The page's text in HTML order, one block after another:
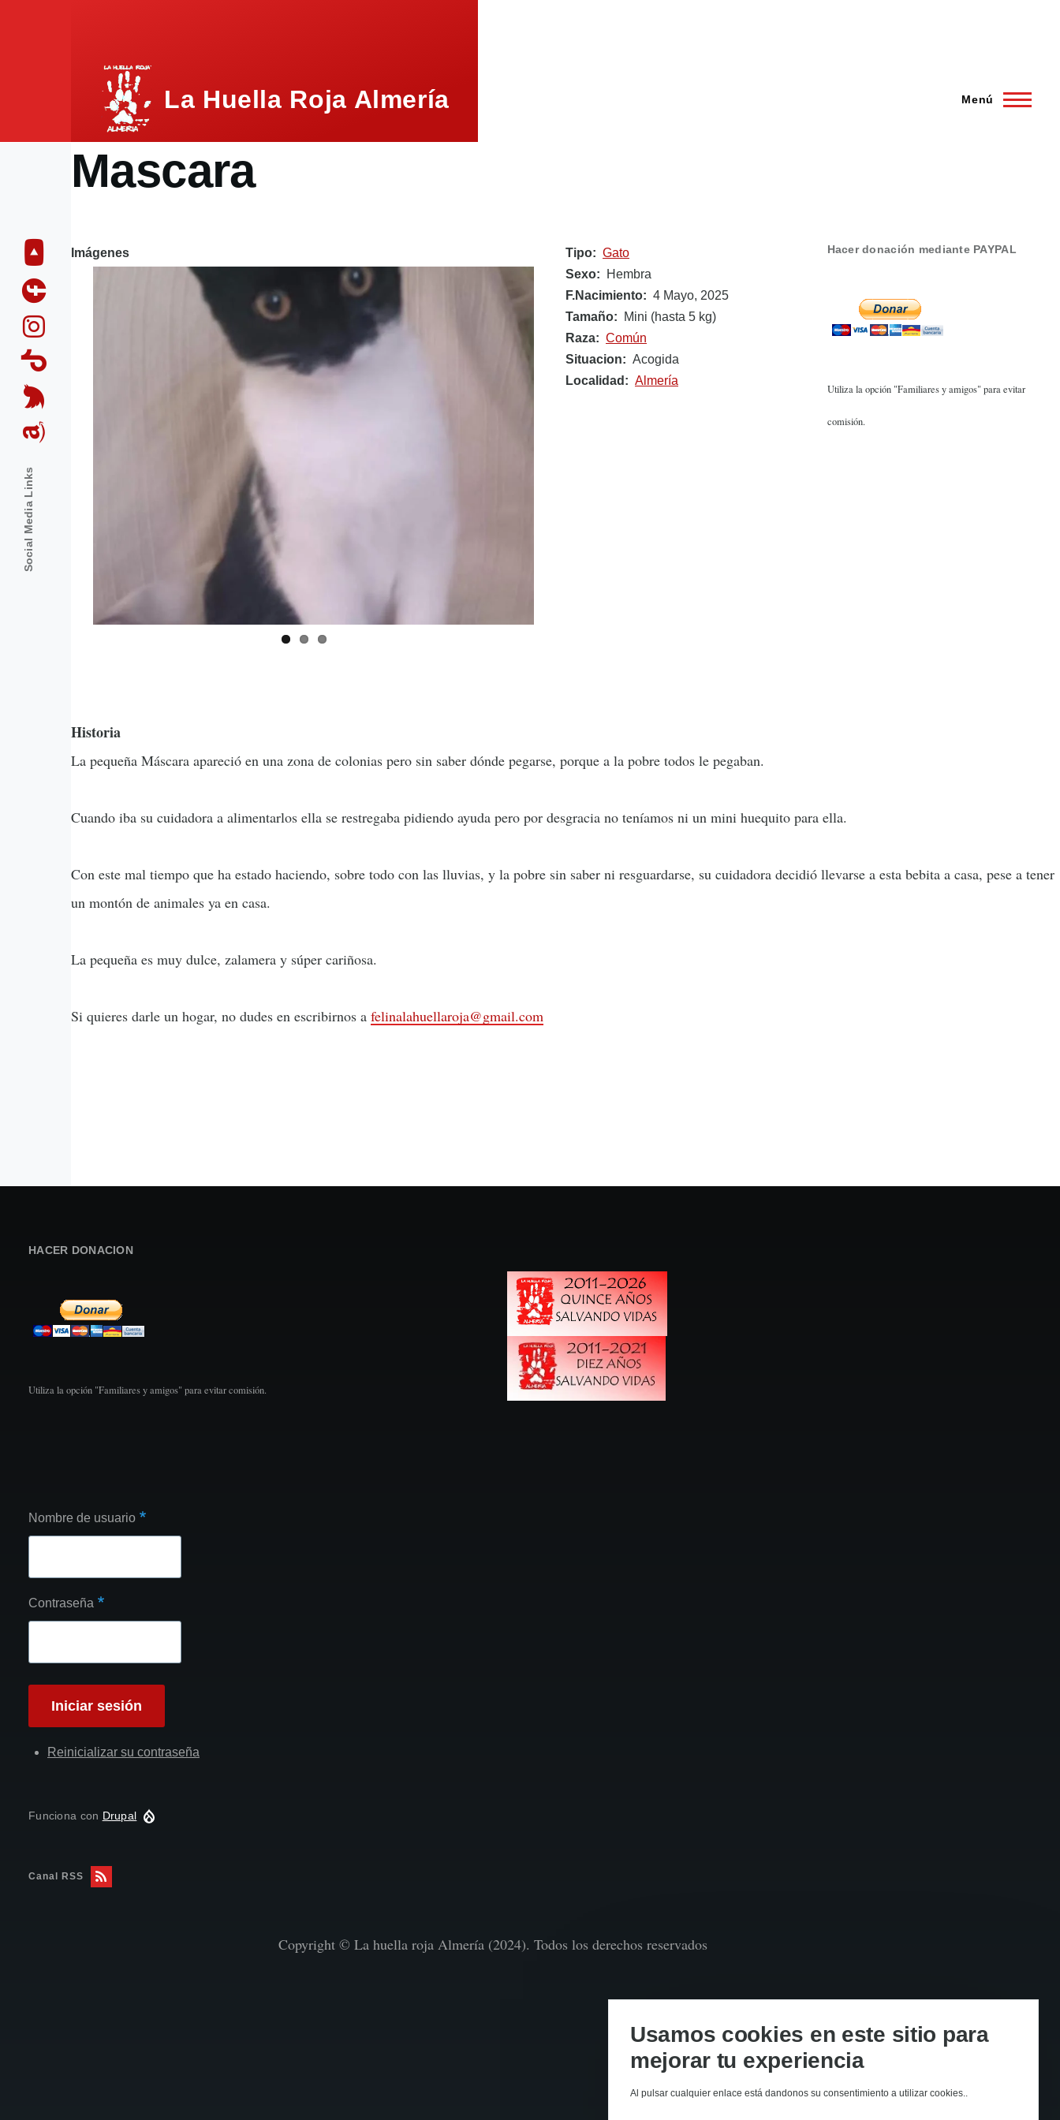
La Huella Roja Almería Menú
Mascara
Imágenes Tipo
Gato
Sexo
Hembra
F.Nacimiento
4 Mayo, 2025
Tamaño
Mini (hasta 5 kg)
Raza
Común
Situacion
Acogida
Localidad
Almería
Hacer donación mediante PAYPAL
Utiliza la opción "Familiares y amigos" para evitar
comisión.
Historia
La pequeña Máscara apareció en una zona de colonias pero sin saber dónde pegarse, porque a la pobre todos le pegaban.
Cuando iba su cuidadora a alimentarlos ella se restregaba pidiendo ayuda pero por desgracia no teníamos ni un mini huequito para ella.
Con este mal tiempo que ha estado haciendo, sobre todo con las lluvias, y la pobre sin saber ni resguardarse, su cuidadora decidió llevarse a esta bebita a casa, pese a tener
un montón de animales ya en casa.
La pequeña es muy dulce, zalamera y súper cariñosa.
Si quieres darle un hogar, no dudes en escribirnos a felinalahuellaroja@gmail.com
Social Media Links
HACER DONACION
Utiliza la opción "Familiares y amigos" para evitar comisión.
Nombre de usuario
Contraseña
Reinicializar su contraseña
Funciona con Drupal
Canal RSS
Copyright © La huella roja Almería (2024). Todos los derechos reservados
Usamos cookies en este sitio para
mejorar tu experiencia
Al pulsar cualquier enlace está dandonos su consentimiento a utilizar cookies..